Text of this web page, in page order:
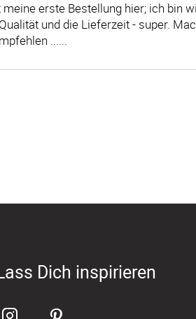
erste Bestellung hier; ich bin
und die Lieferzeit - super.
......
Dich inspirieren